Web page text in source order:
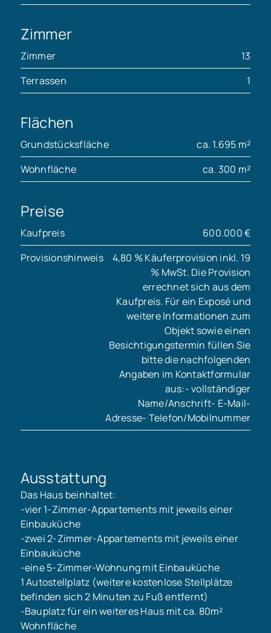
Zimmer
Zimmer
13
Terrassen
1
Flächen
Grundstücksfläche
ca. 1.695 m²
Wohnfläche
ca. 300 m²
Preise
Kaufpreis
600.000 €
Provisionshinweis
4,80 % Käuferprovision inkl. 19
% MwSt. Die Provision
errechnet sich aus dem
Kaufpreis. Für ein Exposé und
weitere Informationen zum
Objekt sowie einen
Besichtigungstermin füllen Sie
bitte die nachfolgenden
Angaben im Kontaktformular
aus:- vollständiger
Name/Anschrift- E-Mail-
Adresse- Telefon/Mobilnummer
Ausstattung
Das Haus beinhaltet:
-vier 1-Zimmer-Appartements mit jeweils einer
Einbauküche
-zwei 2-Zimmer-Appartements mit jeweils einer
Einbauküche
-eine 5-Zimmer-Wohnung mit Einbauküche
1 Autostellplatz (weitere kostenlose Stellplätze
befinden sich 2 Minuten zu Fuß entfernt)
-Bauplatz für ein weiteres Haus mit ca. 80m²
Wohnfläche